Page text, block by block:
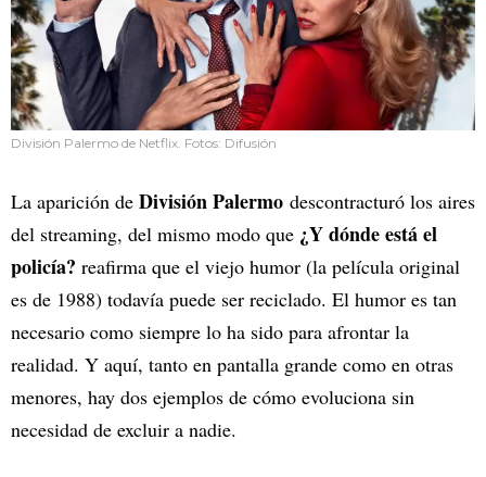
División Palermo de Netflix. Fotos: Difusión
La aparición de División Palermo descontracturó los aires
del streaming, del mismo modo que ¿Y dónde está el
policía? reafirma que el viejo humor (la película original
es de 1988) todavía puede ser reciclado. El humor es tan
necesario como siempre lo ha sido para afrontar la
realidad. Y aquí, tanto en pantalla grande como en otras
menores, hay dos ejemplos de cómo evoluciona sin
necesidad de excluir a nadie.